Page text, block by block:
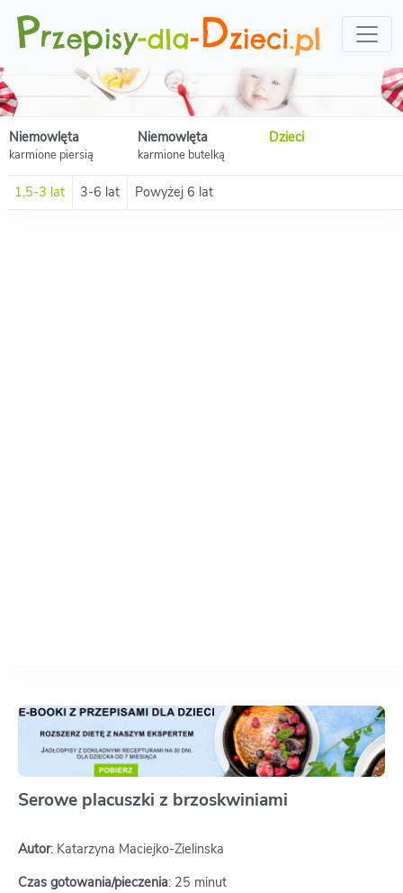
Niemowlęta
karmione piersią
Niemowlęta
karmione butelką
Dzieci
1,5-3 lat 3-6 lat Powyżej 6 lat
Serowe placuszki z brzoskwiniami
Autor: Katarzyna Maciejko-Zielinska
Czas gotowania/pieczenia: 25 minut